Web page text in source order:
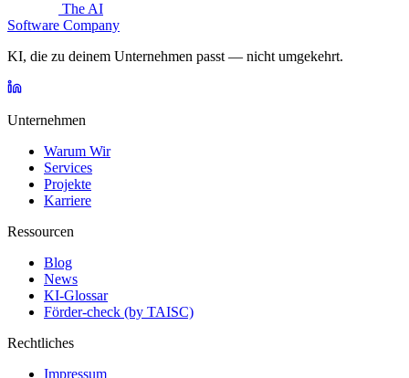
The AI
Software Company
KI, die zu deinem Unternehmen passt — nicht umgekehrt.
Unternehmen
Warum Wir
Services
Projekte
Karriere
Ressourcen
Blog
News
KI-Glossar
Förder-check (by TAISC)
Rechtliches
Impressum